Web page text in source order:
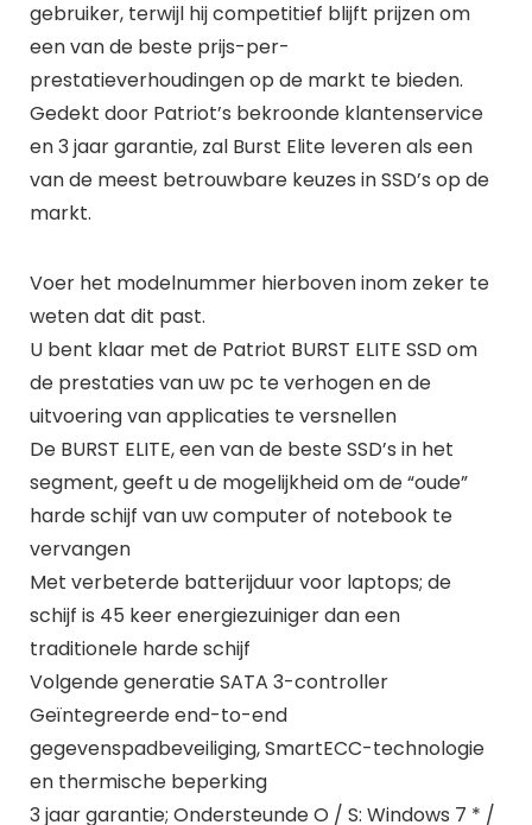
gebruiker, terwijl hij competitief blijft prijzen om
een van de beste prijs-per-
prestatieverhoudingen op de markt te bieden.
Gedekt door Patriot’s bekroonde klantenservice
en 3 jaar garantie, zal Burst Elite leveren als een
van de meest betrouwbare keuzes in SSD’s op de
markt.
Voer het modelnummer hierboven inom zeker te
weten dat dit past.
U bent klaar met de Patriot BURST ELITE SSD om
de prestaties van uw pc te verhogen en de
uitvoering van applicaties te versnellen
De BURST ELITE, een van de beste SSD’s in het
segment, geeft u de mogelijkheid om de “oude”
harde schijf van uw computer of notebook te
vervangen
Met verbeterde batterijduur voor laptops; de
schijf is 45 keer energiezuiniger dan een
traditionele harde schijf
Volgende generatie SATA 3-controller
Geïntegreerde end-to-end
gegevenspadbeveiliging, SmartECC-technologie
en thermische beperking
3 jaar garantie; Ondersteunde O / S: Windows 7 * /